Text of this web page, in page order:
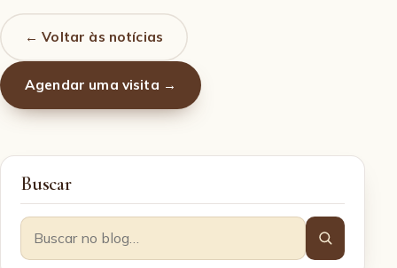
← Voltar às notícias
Agendar uma visita →
Buscar